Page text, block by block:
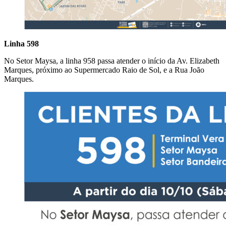
Linha 598
No Setor Maysa, a linha 958 passa atender o início da Av. Elizabeth
Marques, próximo ao Supermercado Raio de Sol, e a Rua João
Marques.